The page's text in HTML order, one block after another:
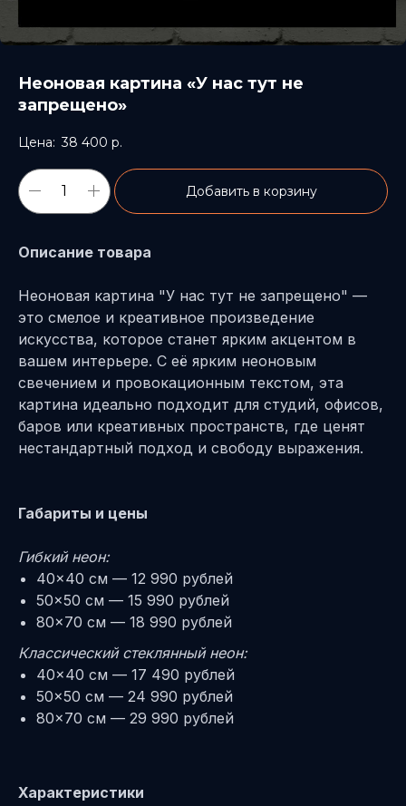
Неоновая картина «У нас тут не
запрещено»
38 400 р.
Добавить в корзину
Описание товара
Неоновая картина "У нас тут не запрещено" —
это смелое и креативное произведение
искусства, которое станет ярким акцентом в
вашем интерьере. С её ярким неоновым
свечением и провокационным текстом, эта
картина идеально подходит для студий, офисов,
баров или креативных пространств, где ценят
нестандартный подход и свободу выражения.
Габариты и цены
Гибкий неон:
40×40 см — 12 990 рублей
50×50 см — 15 990 рублей
80×70 см — 18 990 рублей
Классический стеклянный неон:
40×40 см — 17 490 рублей
50×50 см — 24 990 рублей
80×70 см — 29 990 рублей
Характеристики